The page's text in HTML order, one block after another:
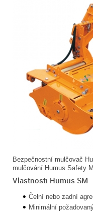
Bezpečnostní mulčovač
mulčování Humus Safety
Vlastnosti Humus SM
Čelní nebo zadní
Minimální